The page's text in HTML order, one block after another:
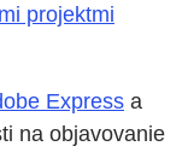
projektmi
Express a
na objavovanie